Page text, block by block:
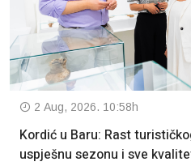
2 Aug, 2026. 10:58h
Kordić u Baru: Rast
uspješnu sezonu i sve